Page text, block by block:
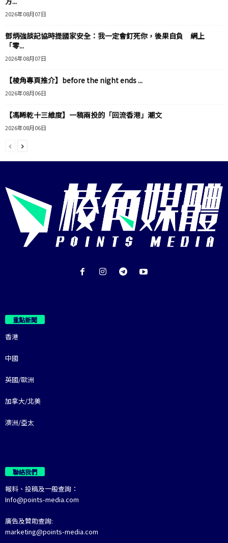
2026年08月07日
鄧炳強談記協時提國家安全：我一定會釘死你，後果自負 網上
「零...
2026年08月07日
【棱角專頁推介】before the night ends ...
2026年08月06日
【馮睎乾十三維度】一稿兩投的「回流香港」潮文
2026年08月06日
重點新聞
香港
中國
英國/歐洲
加拿大/北美
澳洲/亞太
聯絡我們
報料、投稿及一般查詢：
Info@points-media.com
廣告及贊助查詢:
marketing@points-media.com